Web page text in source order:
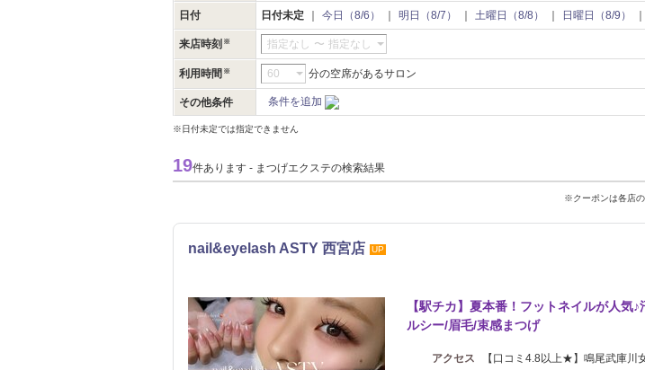
日付 日付未定 今日（8/6） 明日（8/7） 土曜日（8/8） 日曜日（8/9）
来店時刻 指定なし 〜 指定なし
利用時間 分の空席があるサロン
その他条件 条件を追加
※日付未定では指定できません
19件あります - まつげエクステの検索結果
※クーポンは各店の
nail&eyelash ASTY 西宮店 UP
【駅チカ】夏本番！フットネイルが人気
ルシー/眉毛/束感まつげ
アクセス
【口コミ4.8以上★】鳴尾武庫川